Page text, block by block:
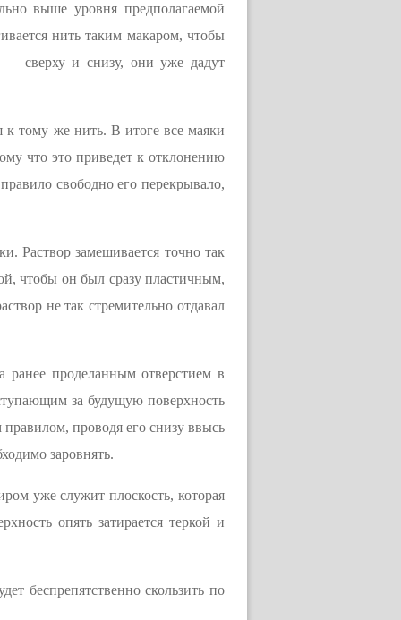
выше уровня предполагаемой
нить таким макаром, чтобы
— сверху и снизу, они уже дадут
к тому же нить. В итоге все маяки
что это приведет к отклонению
свободно его перекрывало,
Раствор замешивается точно так
чтобы он был сразу пластичным,
не так стремительно отдавал
ранее проделанным отверстием в
за будущую поверхность
проводя его снизу ввысь
заровнять.
уже служит плоскость, которая
опять затирается теркой и
беспрепятственно скользить по